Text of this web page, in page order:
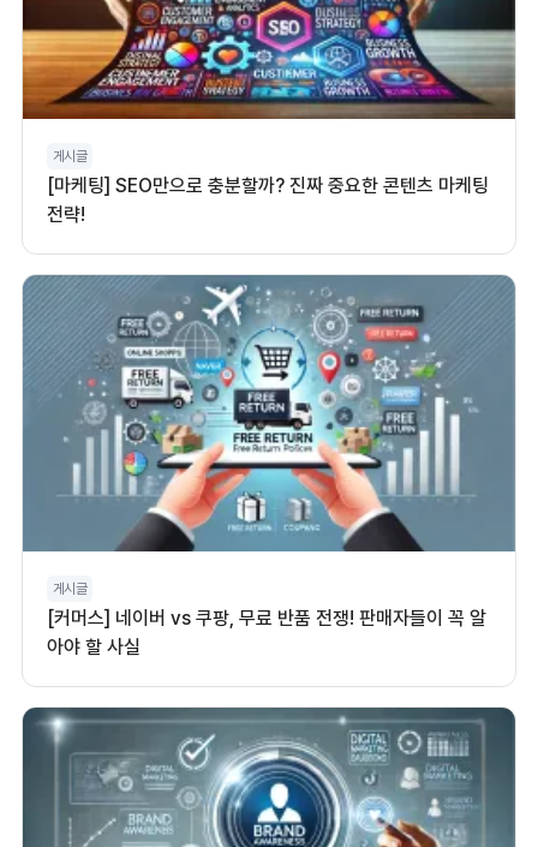
게시글
[마케팅] SEO만으로 충분할까? 진짜 중요한 콘텐츠 마케팅
전략!
게시글
[커머스] 네이버 vs 쿠팡, 무료 반품 전쟁! 판매자들이 꼭 알
아야 할 사실